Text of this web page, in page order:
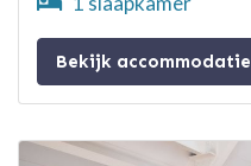
Bekijk accommodatie